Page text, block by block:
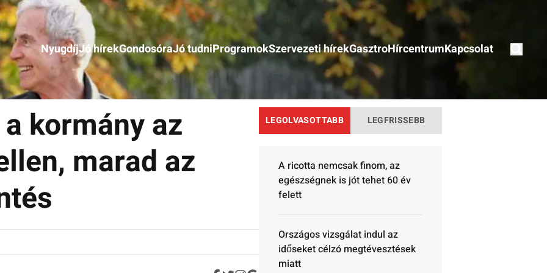
NyugdíjJó hírekGondosóraJó tudniProgramokSzervezeti hírekGasztroHírcentrumKapcsolat
kormány az
marad az
LEGOLVASOTTABB LEGFRISSEBB
A ricotta nemcsak finom, az
egészségnek is jót tehet 60 év
felett
Országos vizsgálat indul az
időseket célzó megtévesztések
miatt